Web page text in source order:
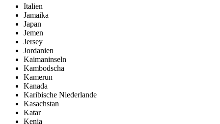
Italien
Jamaika
Japan
Jemen
Jersey
Jordanien
Kaimaninseln
Kambodscha
Kamerun
Kanada
Karibische Niederlande
Kasachstan
Katar
Kenia